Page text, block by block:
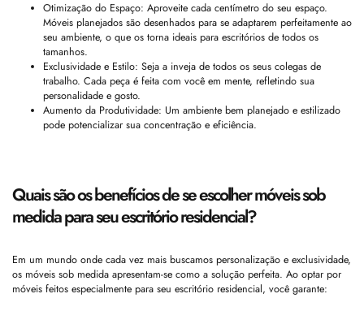
Otimização do Espaço: Aproveite cada centímetro do seu espaço.
Móveis planejados são desenhados para se adaptarem perfeitamente ao
seu ambiente, o que os torna ideais para escritórios de todos os
tamanhos.
Exclusividade e Estilo: Seja a inveja de todos os seus colegas de
trabalho. Cada peça é feita com você em mente, refletindo sua
personalidade e gosto.
Aumento da Produtividade: Um ambiente bem planejado e estilizado
pode potencializar sua concentração e eficiência.
Quais são os benefícios de se escolher móveis sob
medida para seu escritório residencial?
Em um mundo onde cada vez mais buscamos personalização e exclusividade,
os móveis sob medida apresentam-se como a solução perfeita. Ao optar por
móveis feitos especialmente para seu escritório residencial, você garante: